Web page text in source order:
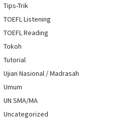
Tips-Trik
TOEFL Listening
TOEFL Reading
Tokoh
Tutorial
Ujian Nasional / Madrasah
Umum
UN SMA/MA
Uncategorized